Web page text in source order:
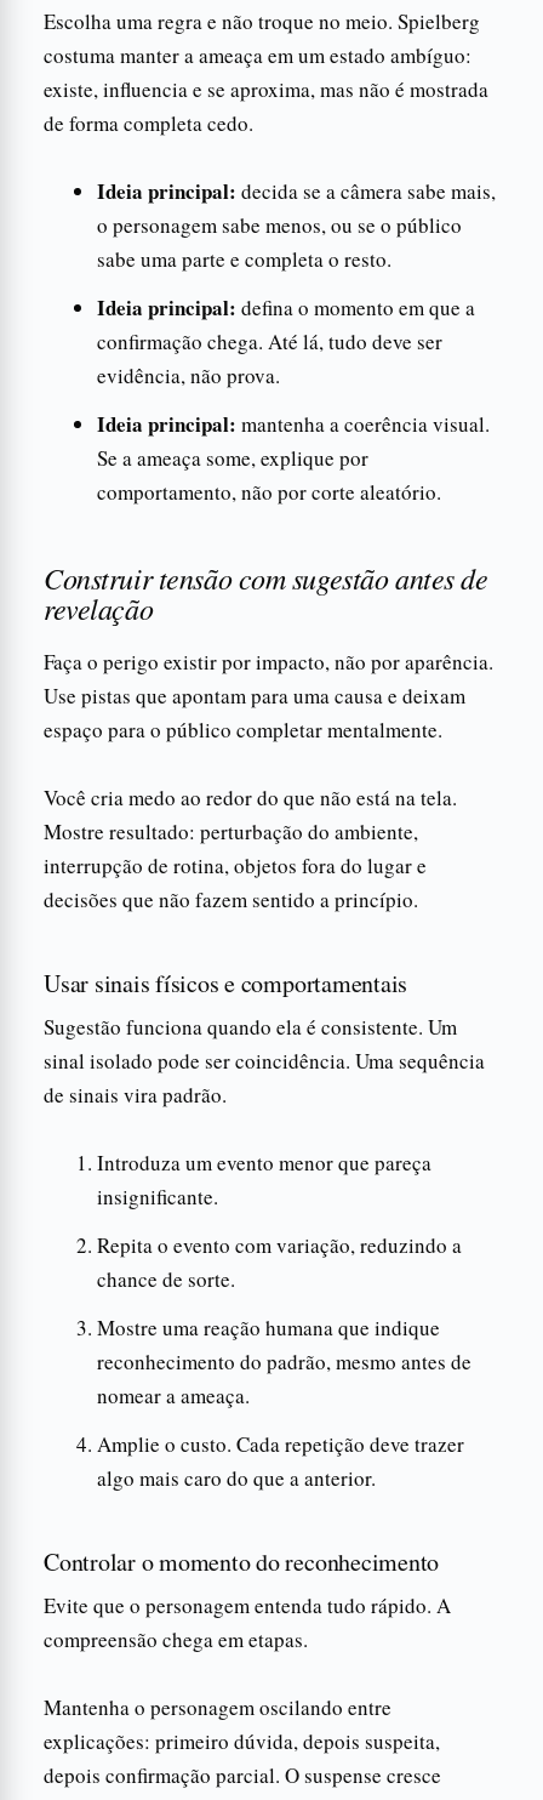
Escolha uma regra e não troque no meio. Spielberg
costuma manter a ameaça em um estado ambíguo:
existe, influencia e se aproxima, mas não é mostrada
de forma completa cedo.
Ideia principal: decida se a câmera sabe mais,
o personagem sabe menos, ou se o público
sabe uma parte e completa o resto.
Ideia principal: defina o momento em que a
confirmação chega. Até lá, tudo deve ser
evidência, não prova.
Ideia principal: mantenha a coerência visual.
Se a ameaça some, explique por
comportamento, não por corte aleatório.
Construir tensão com sugestão antes de
revelação
Faça o perigo existir por impacto, não por aparência.
Use pistas que apontam para uma causa e deixam
espaço para o público completar mentalmente.
Você cria medo ao redor do que não está na tela.
Mostre resultado: perturbação do ambiente,
interrupção de rotina, objetos fora do lugar e
decisões que não fazem sentido a princípio.
Usar sinais físicos e comportamentais
Sugestão funciona quando ela é consistente. Um
sinal isolado pode ser coincidência. Uma sequência
de sinais vira padrão.
Introduza um evento menor que pareça
insignificante.
Repita o evento com variação, reduzindo a
chance de sorte.
Mostre uma reação humana que indique
reconhecimento do padrão, mesmo antes de
nomear a ameaça.
Amplie o custo. Cada repetição deve trazer
algo mais caro do que a anterior.
Controlar o momento do reconhecimento
Evite que o personagem entenda tudo rápido. A
compreensão chega em etapas.
Mantenha o personagem oscilando entre
explicações: primeiro dúvida, depois suspeita,
depois confirmação parcial. O suspense cresce